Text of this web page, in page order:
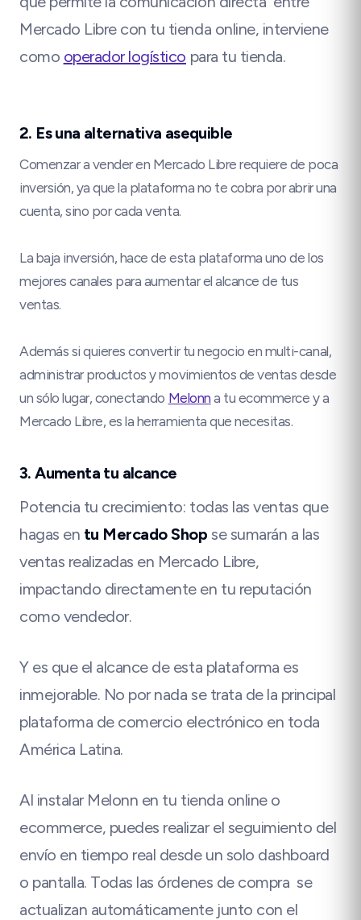
Mercado Libre con tu tienda online, interviene
como operador logístico para tu tienda.
2. Es una alternativa asequible
Comenzar a vender en Mercado Libre requiere de poca
inversión, ya que la plataforma no te cobra por abrir una
cuenta, sino por cada venta.
La baja inversión, hace de esta plataforma uno de los
mejores canales para aumentar el alcance de tus
ventas.
Además si quieres convertir tu negocio en multi-canal,
administrar productos y movimientos de ventas desde
un sólo lugar, conectando Melonn a tu ecommerce y a
Mercado Libre, es la herramienta que necesitas.
3. Aumenta tu alcance
Potencia tu crecimiento: todas las ventas que
hagas en tu Mercado Shop se sumarán a las
ventas realizadas en Mercado Libre,
impactando directamente en tu reputación
como vendedor.
Y es que el alcance de esta plataforma es
inmejorable. No por nada se trata de la principal
plataforma de comercio electrónico en toda
América Latina.
Al instalar Melonn en tu tienda online o
ecommerce, puedes realizar el seguimiento del
envío en tiempo real desde un solo dashboard
o pantalla. Todas las órdenes de compra se
actualizan automáticamente junto con el